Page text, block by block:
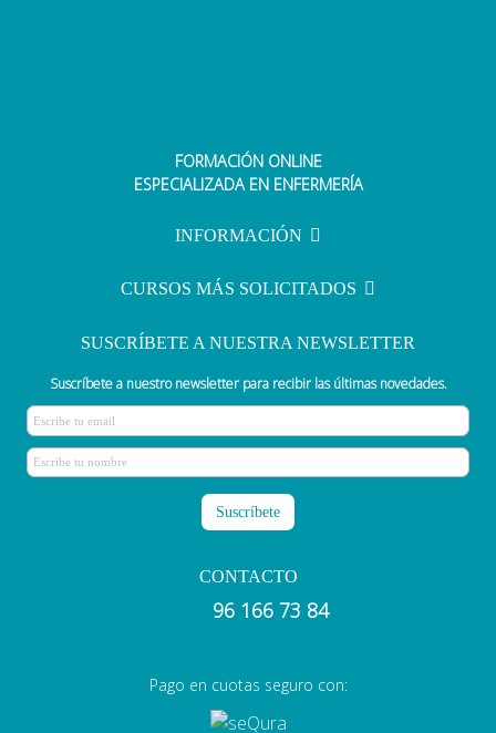
Guía para administrar
FORMACIÓN ONLINE
ESPECIALIZADA EN ENFERMERÍA
INFORMACIÓN
CURSOS MÁS SOLICITADOS
SUSCRÍBETE A NUESTRA NEWSLETTER
Suscríbete a nuestro newsletter para recibir las últimas novedades.
CONTACTO
96 166 73 84
Pago en cuotas seguro con: